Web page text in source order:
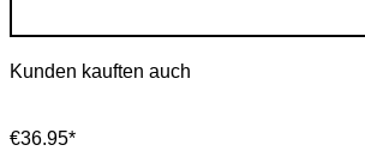
Kunden kauften auch
€36.95*